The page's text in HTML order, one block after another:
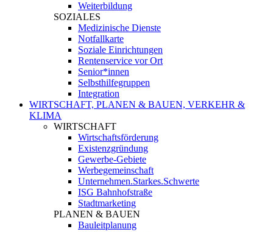
Weiterbildung
SOZIALES
Medizinische Dienste
Notfallkarte
Soziale Einrichtungen
Rentenservice vor Ort
Senior*innen
Selbsthilfegruppen
Integration
WIRTSCHAFT, PLANEN & BAUEN, VERKEHR &
KLIMA
WIRTSCHAFT
Wirtschaftsförderung
Existenzgründung
Gewerbe-Gebiete
Werbegemeinschaft
Unternehmen.Starkes.Schwerte
ISG Bahnhofstraße
Stadtmarketing
PLANEN & BAUEN
Bauleitplanung